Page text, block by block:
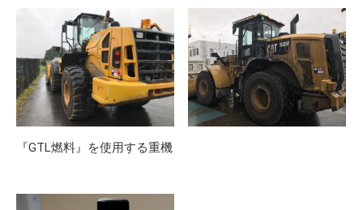
『GTL燃料』を使用する重機